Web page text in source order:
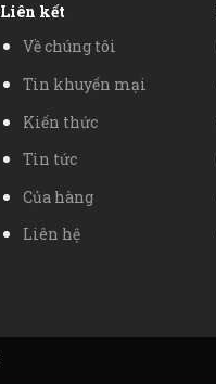
Liên kết
Về chúng tôi
Tin khuyến mại
Kiến thức
Tin tức
Của hàng
Liên hệ